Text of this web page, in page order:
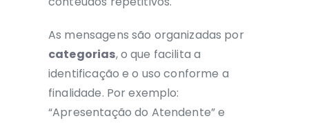
As mensagens são organizadas por
categorias, o que facilita a
identificação e o uso conforme a
finalidade. Por exemplo:
“Apresentação do Atendente” e